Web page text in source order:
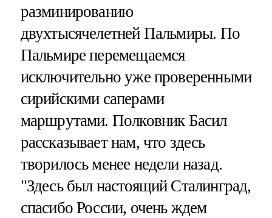
разминированию
двухтысячелетней Пальмиры. По
Пальмире перемещаемся
исключительно уже проверенными
сирийскими саперами
маршрутами. Полковник Басил
рассказывает нам, что здесь
творилось менее недели назад.
"Здесь был настоящий Сталинград,
спасибо России, очень ждем